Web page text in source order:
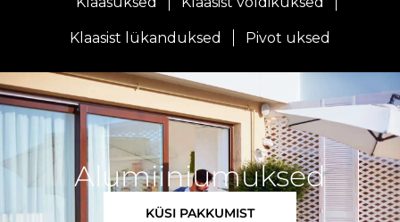
Klaasist lükanduksed Pivot uksed
Alumiiniumuksed
KÜSI PAKKUMIST